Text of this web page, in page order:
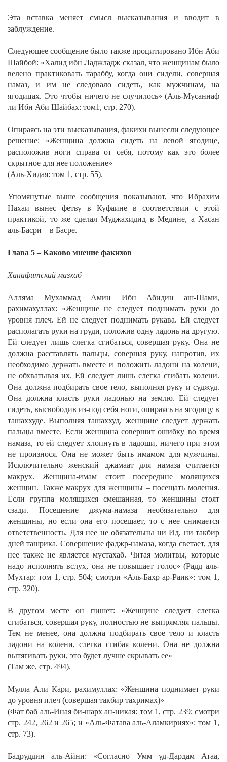
Эта вставка меняет смысл высказывания и вводит в
заблуждение.
Следующее сообщение было также процитировано Ибн Аби
Шайбой: «Халид ибн Ладжладж сказал, что женщинам было
велено практиковать тараббу, когда они сидели, совершая
намаз, и им не следовало сидеть, как мужчинам, на
ягодицах. Это чтобы ничего не случилось» (Аль-Мусаннаф
ли Ибн Аби Шайбах: том1, стр. 270).
Опираясь на эти высказывания, факихи вынесли следующее
решение: «Женщина должна сидеть на левой ягодице,
расположив ноги справа от себя, потому как это более
скрытное для нее положение»
(Аль-Хидая: том 1, стр. 55).
Упомянутые выше сообщения показывают, что Ибрахим
Нахаи вынес фетву в Куфаине в соответствии с этой
практикой, то же сделал Муджахидид в Медине, а Хасан
аль-Басри – в Басре.
Глава 5 – Каково мнение факихов
Ханафитский мазхаб
Алляма Мухаммад Амин Ибн Абидин аш-Шами,
рахимахуллах: «Женщине не следует поднимать руки до
уровня плеч. Ей не следует поднимать рукава. Ей следует
располагать руки на груди, положив одну ладонь на другую.
Ей следует лишь слегка сгибаться, совершая руку. Она не
должна расставлять пальцы, совершая руку, напротив, их
необходимо держать вместе и положить ладони на колени,
не обхватывая их. Ей следует лишь слегка сгибать колени.
Она должна подбирать свое тело, выполняя руку и суджуд.
Она должна класть руки ладонью на землю. Ей следует
сидеть, высвободив из-под себя ноги, опираясь на ягодицу в
ташаххуде. Выполняя ташаххуд, женщине следует держать
пальцы вместе. Если женщина совершит ошибку во время
намаза, то ей следует хлопнуть в ладоши, ничего при этом
не произнося. Она не может быть имамом для мужчины.
Исключительно женский джамаат для намаза считается
макрух. Женщина-имам стоит посередине молящихся
женщин. Также макрух для женщины – посещать моления.
Если группа молящихся смешанная, то женщины стоят
сзади. Посещение джума-намаза необязательно для
женщины, но если она его посещает, то с нее снимается
ответственность. Для нее не обязательны ни Ид, ни такбир
дней ташрика. Совершение фаджр-намаза, когда светает, для
нее также не является мустахаб. Читая молитвы, которые
надо исполнять вслух, она не повышает голос»(Радд аль-
Мухтар: том 1, стр. 504; смотри «Аль-Бахр ар-Раик»: том 1,
стр. 320).
В другом месте он пишет: «Женщине следует слегка
сгибаться, совершая руку, полностью не выпрямляя пальцы.
Тем не менее, она должна подбирать свое тело и класть
ладони на колени, слегка сгибая колени. Она не должна
вытягивать руки, это будет лучше скрывать ее»
(Там же, стр. 494).
Мулла Али Кари, рахимуллах: «Женщина поднимает руки
до уровня плеч (совершая такбир тахримах)»
(Фат баб аль-Иная би-шарх ан-никая: том 1, стр. 239; смотри
стр. 242, 262 и 265; и «Аль-Фатава аль-Аламкириях»: том 1,
стр. 73).
Бадруддин аль-Айни: «Согласно Умм уд-Дардам Атаа,